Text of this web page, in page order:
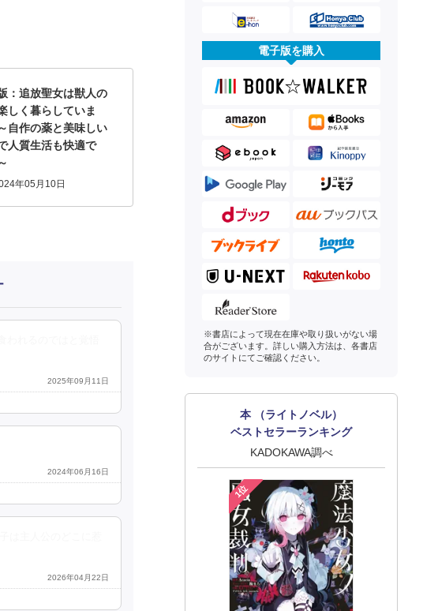
：追放聖女は獣人の
しく暮らしていま
作の薬と美味しい
人質生活も快適で
年05月10日
2025年09月11日
2024年06月16日
2026年04月22日
電子版を購入
※書店によって現在在庫や取り扱いがない場
合がございます。詳しい購入方法は、各書店
のサイトにてご確認ください。
本 （ライトノベル）
ベストセラーランキング
KADOKAWA調べ
1位